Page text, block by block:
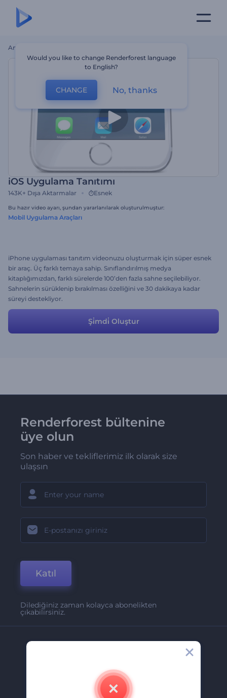
Ana Sayfa
iOS Uygulama Tanıtımı
143K+ Dışa Aktarmalar Esnek
Bu hazır video ayarı, şundan yararlanılarak oluşturulmuştur:
Mobil Uygulama Araçları
iPhone uygulaması tanıtım videonuzu oluşturmak için süper esnek
bir araç. Üç farklı temaya sahip. Sınıflandırılmış medya
kitaplığımızdan, farklı sürelerde 100’den fazla sahne seçilebiliyor.
Sahnelerin sürüklenip bırakılması özelliğini ve 30 dakikaya kadar
süreyi destekliyor.
Şi̇mdi̇ Oluştur
Renderforest bültenine
üye olun
Son haber ve tekliflerimiz ilk olarak size
ulaşsın
Katıl
Dilediğiniz zaman kolayca abonelikten
çıkabilirsiniz.
İletişim
Would you like to change Renderforest language
to English?
CHANGE No, thanks